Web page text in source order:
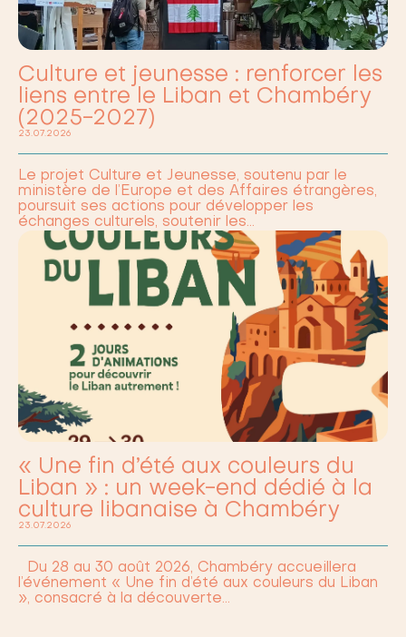
Culture et jeunesse : renforcer les
liens entre le Liban et Chambéry
(2025-2027)
23.07.2026
Le projet Culture et Jeunesse, soutenu par le
ministère de l’Europe et des Affaires étrangères,
poursuit ses actions pour développer les
échanges culturels, soutenir les…
« Une fin d’été aux couleurs du
Liban » : un week-end dédié à la
culture libanaise à Chambéry
23.07.2026
Du 28 au 30 août 2026, Chambéry accueillera
l’événement « Une fin d’été aux couleurs du Liban
», consacré à la découverte…